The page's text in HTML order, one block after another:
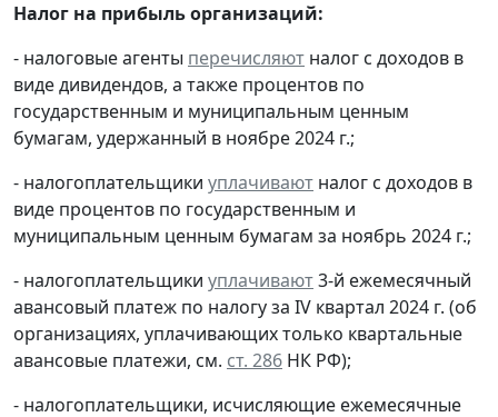
Налог на прибыль организаций:
- налоговые агенты перечисляют налог с доходов в
виде дивидендов, а также процентов по
государственным и муниципальным ценным
бумагам, удержанный в ноябре 2024 г.;
- налогоплательщики уплачивают налог с доходов в
виде процентов по государственным и
муниципальным ценным бумагам за ноябрь 2024 г.;
- налогоплательщики уплачивают3-й ежемесячный
авансовый платеж по налогу за IV квартал 2024 г. (об
организациях, уплачивающих только квартальные
авансовые платежи, см. ст. 286 НК РФ);
- налогоплательщики, исчисляющие ежемесячные